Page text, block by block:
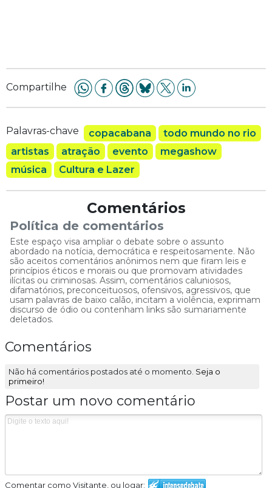
Compartilhe
Palavras-chave copacabana
todo mundo no rio
artistas
atração evento
megashow
música
Cultura e Lazer
Comentários
Política de comentários
Este espaço visa ampliar o debate sobre o assunto
abordado na notícia, democrática e respeitosamente. Não
são aceitos comentários anônimos nem que firam leis e
princípios éticos e morais ou que promovam atividades
ilícitas ou criminosas. Assim, comentários caluniosos,
difamatórios, preconceituosos, ofensivos, agressivos, que
usam palavras de baixo calão, incitam a violência, exprimam
discurso de ódio ou contenham links são sumariamente
deletados.
Comentários
Não há comentários postados até o momento. Seja o
primeiro!
Postar um novo comentário
Comentar como Visitante, ou logar: